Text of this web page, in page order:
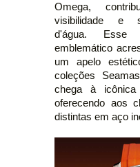
Omega,
visibilidade e
d'água.
emblemático
um apelo
coleções
chega à
oferecendo aos
distintas em aço